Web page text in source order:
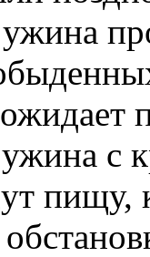
с
пищу,